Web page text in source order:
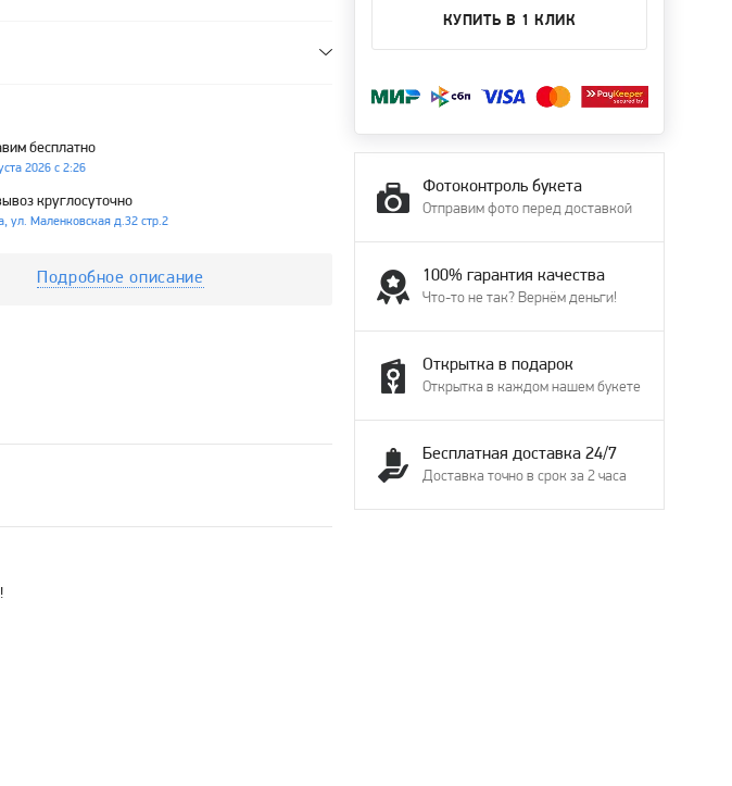
бесплатно
2026 с 2:26
круглосуточно
ул. Маленковская д.32 стр.2
Подробное описание
КУПИТЬ В 1 КЛИК
Фотоконтроль букета
Отправим фото перед доставкой
100% гарантия качества
Что-то не так? Вернём деньги!
Открытка в подарок
Открытка в каждом нашем букете
Бесплатная доставка 24/7
Доставка точно в срок за 2 часа